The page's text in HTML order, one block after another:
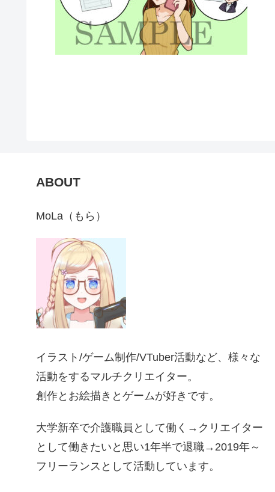
ABOUT
MoLa（もら）
イラスト/ゲーム制作/VTuber活動など、様々な
活動をするマルチクリエイター。
創作とお絵描きとゲームが好きです。
大学新卒で介護職員として働く→クリエイター
として働きたいと思い1年半で退職→2019年～
フリーランスとして活動しています。